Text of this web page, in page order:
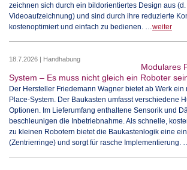
zeichnen sich durch ein bildorientiertes Design aus (d.
Videoaufzeichnung) und sind durch ihre reduzierte
kostenoptimiert und einfach zu bedienen. …weiter
18.7.2026 | Handhabung
Modulares
System – Es muss nicht gleich ein Roboter
Der Hersteller Friedemann Wagner bietet ab Werk ein
Place-System. Der Baukasten umfasst verschiedene
Optionen. Im Lieferumfang enthaltene Sensorik und
beschleunigen die Inbetriebnahme. Als schnelle,
zu kleinen Robotern bietet die Baukastenlogik eine
(Zentrierringe) und sorgt für rasche Implementierung.